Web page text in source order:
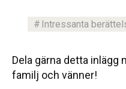
Intressanta
Dela gärna detta inlägg
familj och vänner!